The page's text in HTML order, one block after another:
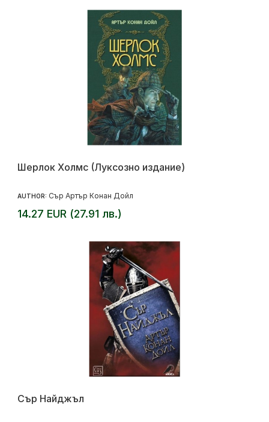
Шерлок Холмс (Луксозно издание)
AUTHOR: Сър Артър Конан Дойл
14.27 EUR (27.91 лв.)
Сър Найджъл